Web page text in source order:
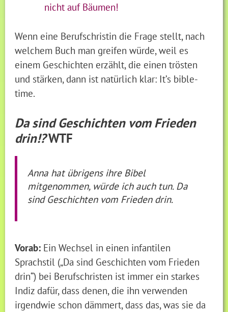
nicht auf Bäumen!
Wenn eine Berufschristin die Frage stellt, nach
welchem Buch man greifen würde, weil es
einem Geschichten erzählt, die einen trösten
und stärken, dann ist natürlich klar: It’s bible-
time.
Da sind Geschichten vom Frieden
drin!?WTF
Anna hat übrigens ihre Bibel
mitgenommen, würde ich auch tun. Da
sind Geschichten vom Frieden drin.
Vorab: Ein Wechsel in einen infantilen
Sprachstil („Da sind Geschichten vom Frieden
drin“) bei Berufschristen ist immer ein starkes
Indiz dafür, dass denen, die ihn verwenden
irgendwie schon dämmert, dass das, was sie da